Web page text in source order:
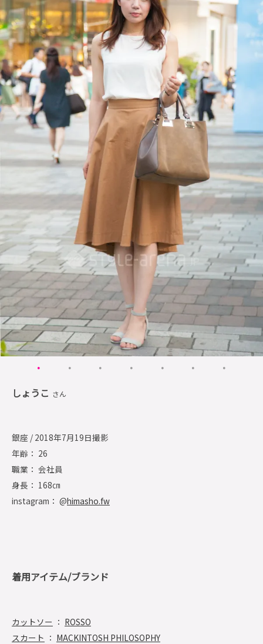
しょうこ さん
銀座 / 2018年7月19日撮影
年齢： 26
職業： 会社員
身長： 168㎝
instagram： @himasho.fw
着用アイテム/ブランド
カットソー ： ROSSO
スカート ： MACKINTOSH PHILOSOPHY